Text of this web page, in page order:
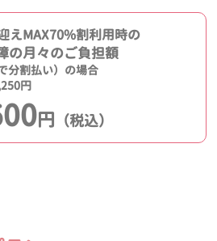
えMAX70%割利用時の
の月々のご負担額
分割払い）の場合
円
円 （税込）